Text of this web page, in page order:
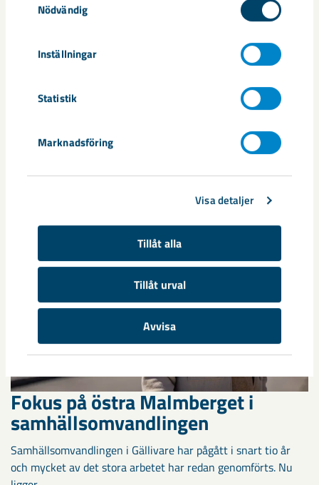
Nödvändig
Inställningar
Statistik
Marknadsföring
Visa detaljer
Tillåt alla
Tillåt urval
Avvisa
Nu syns det hur LKAB:s nya sovringsverk successivt tar form.
Fokus på östra Malmberget i
samhällsomvandlingen
Samhällsomvandlingen i Gällivare har pågått i snart tio år
och mycket av det stora arbetet har redan genomförts. Nu